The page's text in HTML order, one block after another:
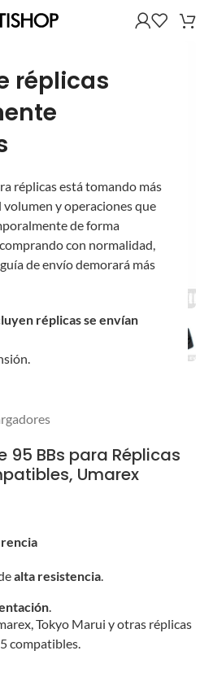
réplicas
réplicas está tomando más
y operaciones que
de forma
con normalidad,
de envío demorará más
réplicas se envían
BBs para Réplicas
Umarex
alta resistencia.
.
Tokyo Marui y otras réplicas
compatibles.